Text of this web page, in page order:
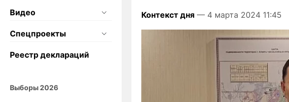
Видео
Спецпроекты
Реестр деклараций
Выборы 2026
Контекст дня — 4 марта 2024 11:45